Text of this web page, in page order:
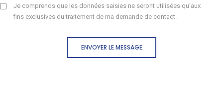
Je comprends que les données saisies ne seront utilisées qu'aux
fins exclusives du traitement de ma demande de contact.
ENVOYER LE MESSAGE